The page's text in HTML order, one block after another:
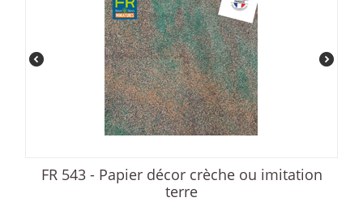
FR 543 - Papier décor crèche ou imitation
terre